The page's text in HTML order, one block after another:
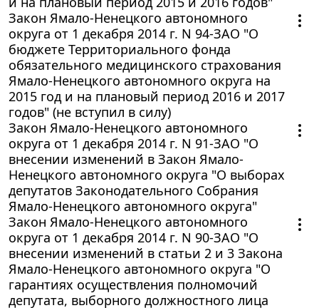
Закон Ямало-Ненецкого автономного
округа от 1 декабря 2014 г. N 94-ЗАО "О
бюджете Территориального фонда
обязательного медицинского страхования
Ямало-Ненецкого автономного округа на
2015 год и на плановый период 2016 и 2017
годов" (не вступил в силу)
Закон Ямало-Ненецкого автономного
округа от 1 декабря 2014 г. N 91-ЗАО "О
внесении изменений в Закон Ямало-
Ненецкого автономного округа "О выборах
депутатов Законодательного Собрания
Ямало-Ненецкого автономного округа"
Закон Ямало-Ненецкого автономного
округа от 1 декабря 2014 г. N 90-ЗАО "О
внесении изменений в статьи 2 и 3 Закона
Ямало-Ненецкого автономного округа "О
гарантиях осуществления полномочий
депутата, выборного должностного лица